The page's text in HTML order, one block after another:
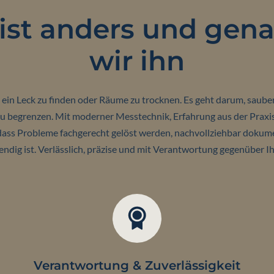
anders und
wir ihn
Leck zu finden oder Räume zu trocknen. Es geht darum,
begrenzen. Mit moderner Messtechnik, Erfahrung aus der
Probleme fachgerecht gelöst werden, nachvollziehbar
ist. Verlässlich, präzise und mit Verantwortung gegenüber
Verantwortung & Zuverlässigkeit